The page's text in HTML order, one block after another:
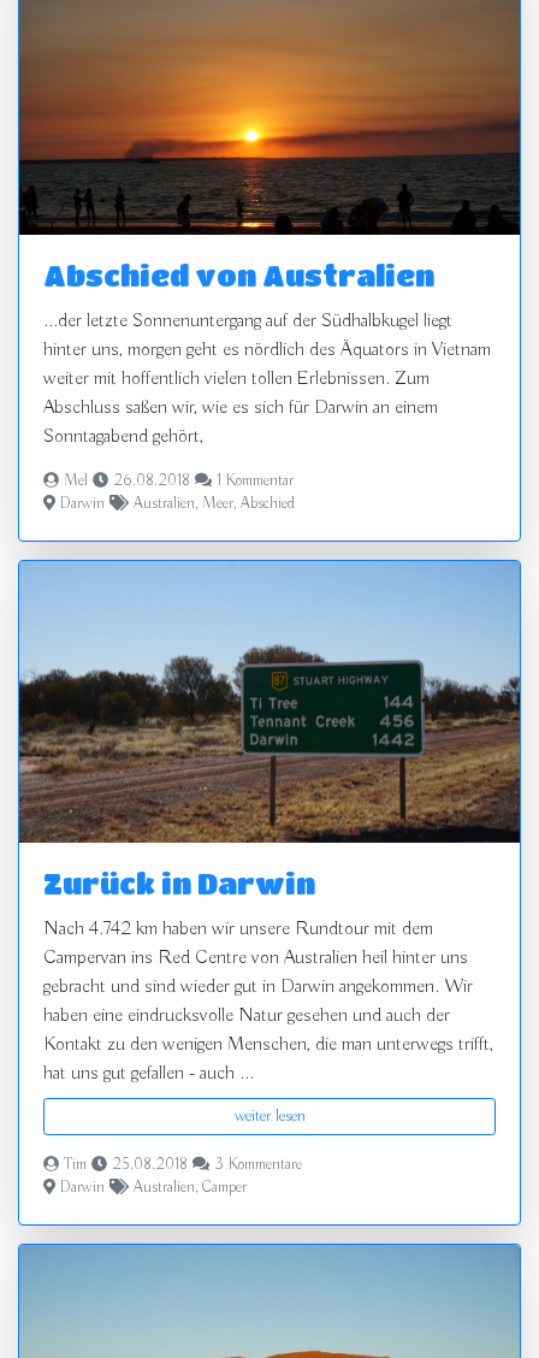
Abschied von Australien
...der letzte Sonnenuntergang auf der Südhalbkugel liegt
hinter uns, morgen geht es nördlich des Äquators in Vietnam
weiter mit hoffentlich vielen tollen Erlebnissen. Zum
Abschluss saßen wir, wie es sich für Darwin an einem
Sonntagabend gehört,
Mel 26.08.2018
1 Kommentar
Darwin
Australien, Meer, Abschied
Zurück in Darwin
Nach 4.742 km haben wir unsere Rundtour mit dem
Campervan ins Red Centre von Australien heil hinter uns
gebracht und sind wieder gut in Darwin angekommen. Wir
haben eine eindrucksvolle Natur gesehen und auch der
Kontakt zu den wenigen Menschen, die man unterwegs trifft,
hat uns gut gefallen - auch ...
weiter lesen
Tim 25.08.2018
3 Kommentare
Darwin
Australien, Camper